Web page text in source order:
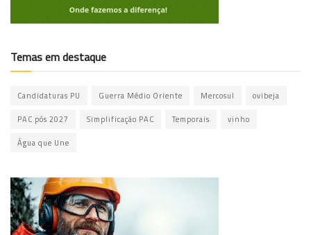
Temas em destaque
Candidaturas PU Guerra Médio Oriente Mercosul ovibeja
PAC pós 2027 Simplificação PAC Temporais vinho
Água que Une